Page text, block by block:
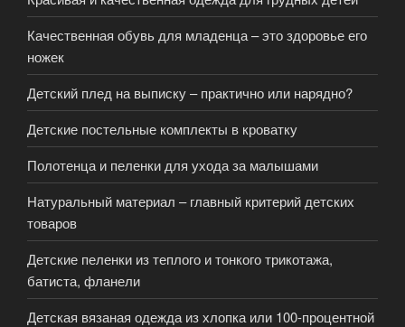
Качественная обувь для младенца – это здоровье его
ножек
Детский плед на выписку – практично или нарядно?
Детские постельные комплекты в кроватку
Полотенца и пеленки для ухода за малышами
Натуральный материал – главный критерий детских
товаров
Детские пеленки из теплого и тонкого трикотажа,
батиста, фланели
Детская вязаная одежда из хлопка или 100-процентной